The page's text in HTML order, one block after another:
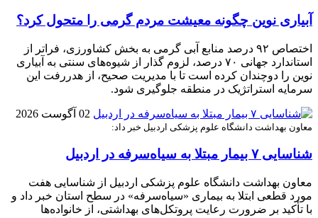
آبیاری نوین چگونه معیشت مردم گرمی را متحول کرد؟
اختصاص ۹۲ درصد منابع آبی گرمی به بخش کشاورزی، فراتر از
استاندارد جهانی ۷۰ درصد، لزوم گذار از شیوه‌های سنتی به آبیاری
نوین را دوچندان کرده است تا با مدیریت صحیح، از هدررفت این
سرمایه استراتژیک در منطقه جلوگیری شود.
02 آگوست 2026
معاون بهداشت دانشگاه علوم پزشکی اردبیل خبر داد:
شناسایی ۷ بیمار مبتلا به سیاه‌سرفه در اردبیل
معاون بهداشت دانشگاه علوم پزشکی اردبیل از شناسایی هفت
مورد قطعی ابتلا به بیماری «سیاه‌سرفه» در سطح استان خبر داد و
با تأکید بر ضرورت رعایت پروتکل‌های بهداشتی، از خانواده‌ها